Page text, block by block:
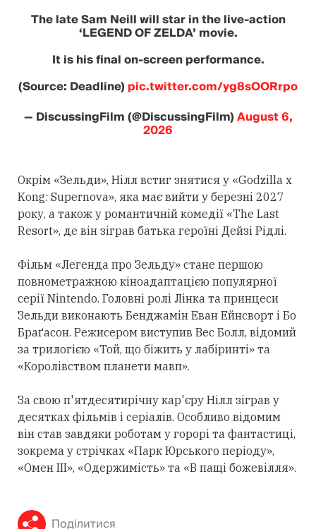
The late Sam Neill will star in the live-action
‘LEGEND OF ZELDA’ movie.
It is his final on-screen performance.
(Source: Deadline) pic.twitter.com/yg8sOORrpo
— DiscussingFilm (@DiscussingFilm)August 6,
2026
Окрім «Зельди», Нілл встиг знятися у «Godzilla x
Kong: Supernova», яка має вийти у березні 2027
року, а також у романтичній комедії «The Last
Resort», де він зіграв батька героїні Дейзі Рідлі.
Фільм «Легенда про Зельду» стане першою
повнометражною кіноадаптацією популярної
серії Nintendo. Головні ролі Лінка та принцеси
Зельди виконають Бенджамін Еван Ейнсворт і Бо
Браґасон. Режисером виступив Вес Болл, відомий
за трилогією «Той, що біжить у лабіринті» та
«Королівством планети мавп».
За свою п'ятдесятирічну кар'єру Нілл зіграв у
десятках фільмів і серіалів. Особливо відомим
він став завдяки роботам у горорі та фантастиці,
зокрема у стрічках «Парк Юрського періоду»,
«Омен III», «Одержимість» та «В пащі божевілля».
Поділитися